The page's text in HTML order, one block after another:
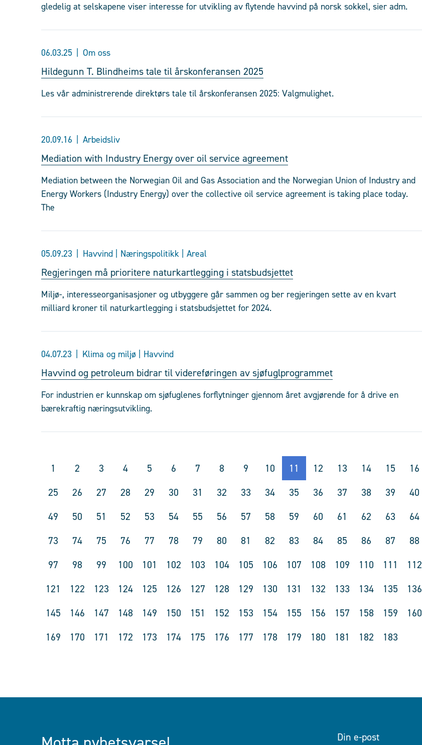
gledelig at selskapene viser interesse for utvikling av flytende havvind på norsk sokkel, sier adm.
06.03.25 Om oss
Hildegunn T. Blindheims tale til årskonferansen 2025
Les vår administrerende direktørs tale til årskonferansen 2025: Valgmulighet.
20.09.16 Arbeidsliv
Mediation with Industry Energy over oil service agreement
Mediation between the Norwegian Oil and Gas Association and the Norwegian Union of Industry and
Energy Workers (Industry Energy) over the collective oil service agreement is taking place today.
The
05.09.23 Havvind | Næringspolitikk | Areal
Regjeringen må prioritere naturkartlegging i statsbudsjettet
Miljø-, interesseorganisasjoner og utbyggere går sammen og ber regjeringen sette av en kvart
milliard kroner til naturkartlegging i statsbudsjettet for 2024.
04.07.23 Klima og miljø | Havvind
Havvind og petroleum bidrar til videreføringen av sjøfuglprogrammet
For industrien er kunnskap om sjøfuglenes forflytninger gjennom året avgjørende for å drive en
bærekraftig næringsutvikling.
1 2 3 4 5 6 7 8 9 10 11 12 13 14 15 16
25
26 27 28 29 30 31 32 33 34 35 36 37 38 39 40
49
50 51 52 53 54 55 56 57 58 59 60 61 62 63 64
73
74 75 76 77 78 79 80 81 82 83 84 85 86 87 88
97
98 99 100 101 102 103 104 105 106 107 108 109 110 111 112
121
122 123 124 125 126 127 128 129 130 131 132 133 134 135 136
145
146 147 148 149 150 151 152 153 154 155 156 157 158 159 160
169
170 171 172 173 174 175 176 177 178 179 180 181 182 183
Din e-post